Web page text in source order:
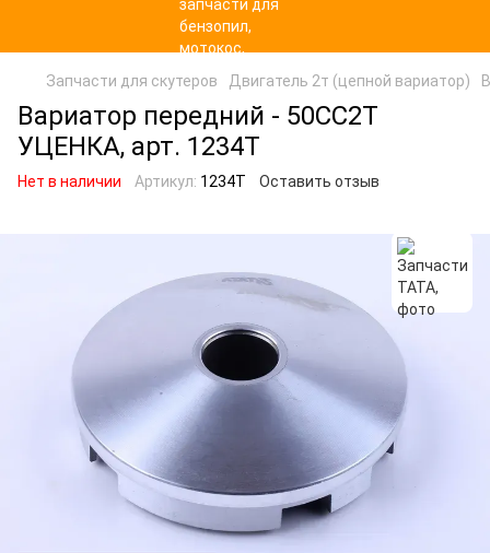
Запчасти для скутеров Двигатель 2т (цепной вариатор)
Вариатор передний - 50CC2T
УЦЕНКА, арт. 1234T
Нет в наличии Артикул: 1234T Оставить отзыв